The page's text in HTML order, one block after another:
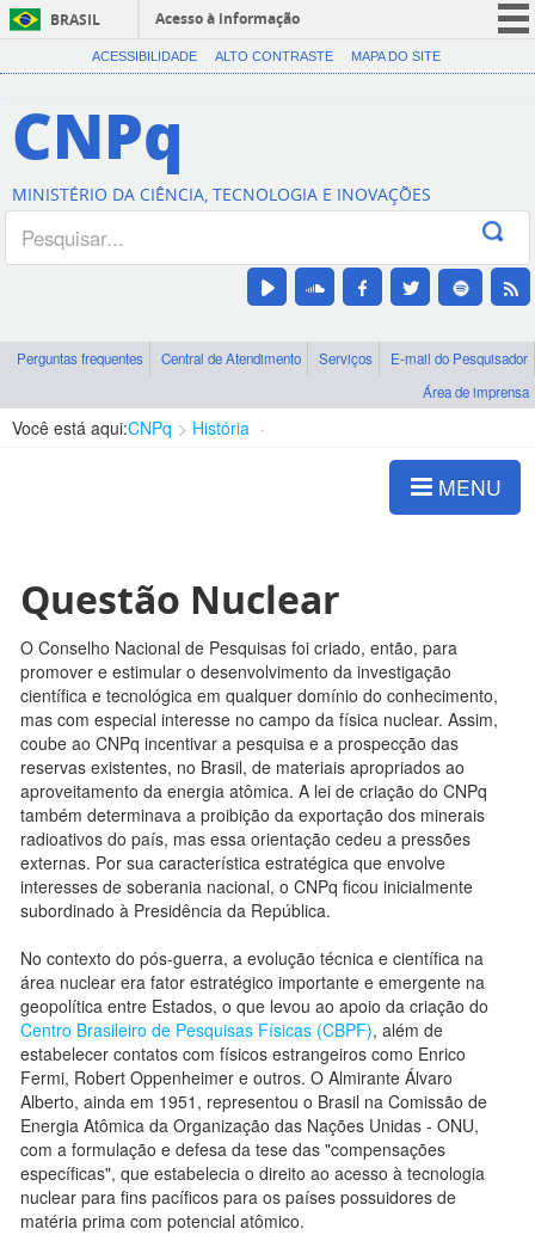
BRASIL
Acesso à informação
CORONAVÍRUS (COVID-19)
Canais
ACESSIBILIDADE ALTO CONTRASTE MAPA DO SITE
CNPq
MINISTÉRIO DA CIÊNCIA, TECNOLOGIA E INOVAÇÕES
Perguntas frequentes Central de Atendimento Serviços
E-mail do Pesquisador
Área de imprensa
Você está aqui:CNPq História
MENU
Questão Nuclear
O Conselho Nacional de Pesquisas foi criado, então, para
promover e estimular o desenvolvimento da investigação
científica e tecnológica em qualquer domínio do conhecimento,
mas com especial interesse no campo da física nuclear. Assim,
coube ao CNPq incentivar a pesquisa e a prospecção das
reservas existentes, no Brasil, de materiais apropriados ao
aproveitamento da energia atômica. A lei de criação do CNPq
também determinava a proibição da exportação dos minerais
radioativos do país, mas essa orientação cedeu a pressões
externas. Por sua característica estratégica que envolve
interesses de soberania nacional, o CNPq ficou inicialmente
subordinado à Presidência da República.
No contexto do pós-guerra, a evolução técnica e científica na
área nuclear era fator estratégico importante e emergente na
geopolítica entre Estados, o que levou ao apoio da criação do
Centro Brasileiro de Pesquisas Físicas (CBPF), além de
estabelecer contatos com físicos estrangeiros como Enrico
Fermi, Robert Oppenheimer e outros. O Almirante Álvaro
Alberto, ainda em 1951, representou o Brasil na Comissão de
Energia Atômica da Organização das Nações Unidas - ONU,
com a formulação e defesa da tese das "compensações
específicas", que estabelecia o direito ao acesso à tecnologia
nuclear para fins pacíficos para os países possuidores de
matéria prima com potencial atômico.